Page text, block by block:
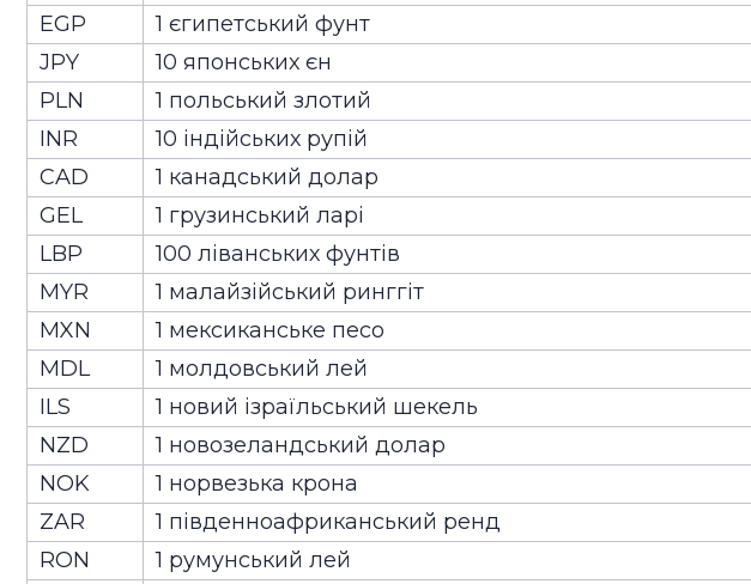
EGP
1 єгипетський фунт
JPY
10 японських єн
PLN
1 польський злотий
INR
10 індійських рупій
CAD
1 канадський долар
GEL
1 грузинський ларі
LBP
100 ліванських фунтів
MYR
1 малайзійський ринггіт
MXN
1 мексиканське песо
MDL
1 молдовський лей
ILS
1 новий ізраїльський шекель
NZD
1 новозеландський долар
NOK
1 норвезька крона
ZAR
1 південноафриканський ренд
RON
1 румунський лей